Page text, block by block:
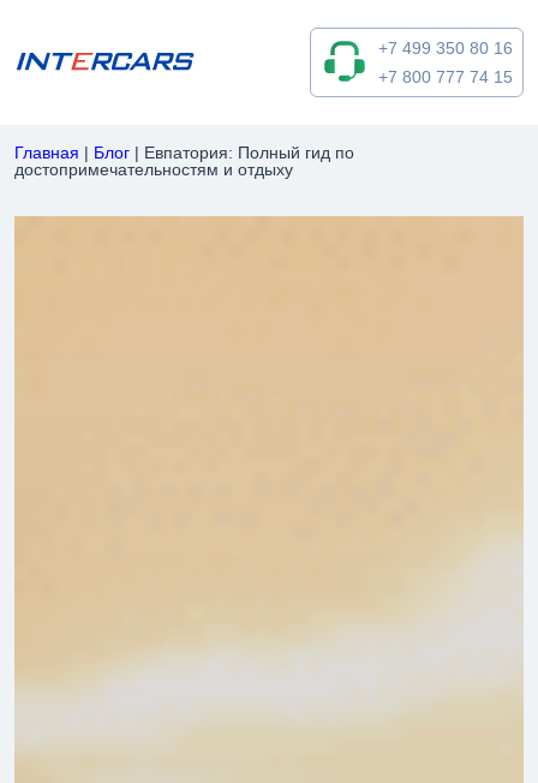
+7 499 350 80 16
+7 800 777 74 15
Главная | Блог | Евпатория: Полный гид по
достопримечательностям и отдыху